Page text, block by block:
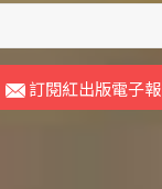
訂閱紅出版電子報